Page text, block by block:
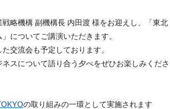
略機構 副機構長 内田渡 様をお迎えし、「東北
についてご講演いただきます。
交流会も予定しております。
スについて語り合う夕べをぜひお楽しみくださ
の取り組みの一環として実施されます